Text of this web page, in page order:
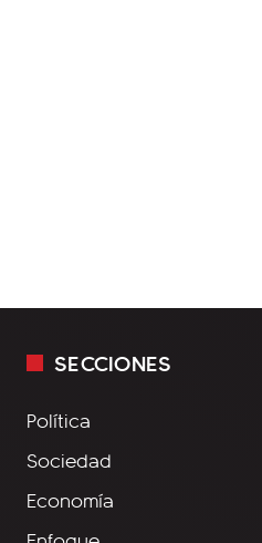
SECCIONES
Política
Sociedad
Economía